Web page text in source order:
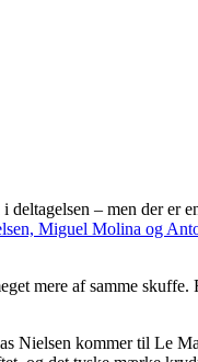
– men der
Miguel Molina og
mere af samme
Nielsen kommer til Le